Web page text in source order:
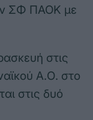
ΣΦ ΠΑΟΚ με
στις
Α.Ο. στο
στις δυό